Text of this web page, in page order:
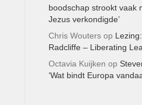
boodschap strookt vaak
Jezus verkondigde’
Chris Woutersop
Radcliffe – Liberating
Octavia Kuijken op
‘Wat bindt Europa